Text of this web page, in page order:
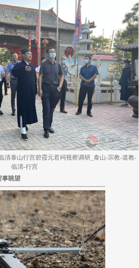
清泰山行宫碧霞元君祠视察调研_泰山-宗教-道教-
临清-行宫
事眺望